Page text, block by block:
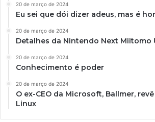
20 de março de 2024
Eu sei que dói dizer adeus, mas é
20 de março de 2024
Detalhes da Nintendo Next Miitomo
20 de março de 2024
Conhecimento é poder
20 de março de 2024
O ex-CEO da Microsoft, Ballmer,
Linux